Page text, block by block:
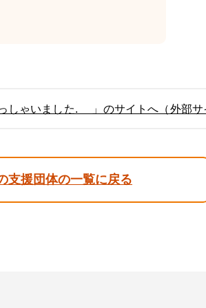
しゃいました. 」のサイトへ（外部サ
支援団体の一覧に戻る